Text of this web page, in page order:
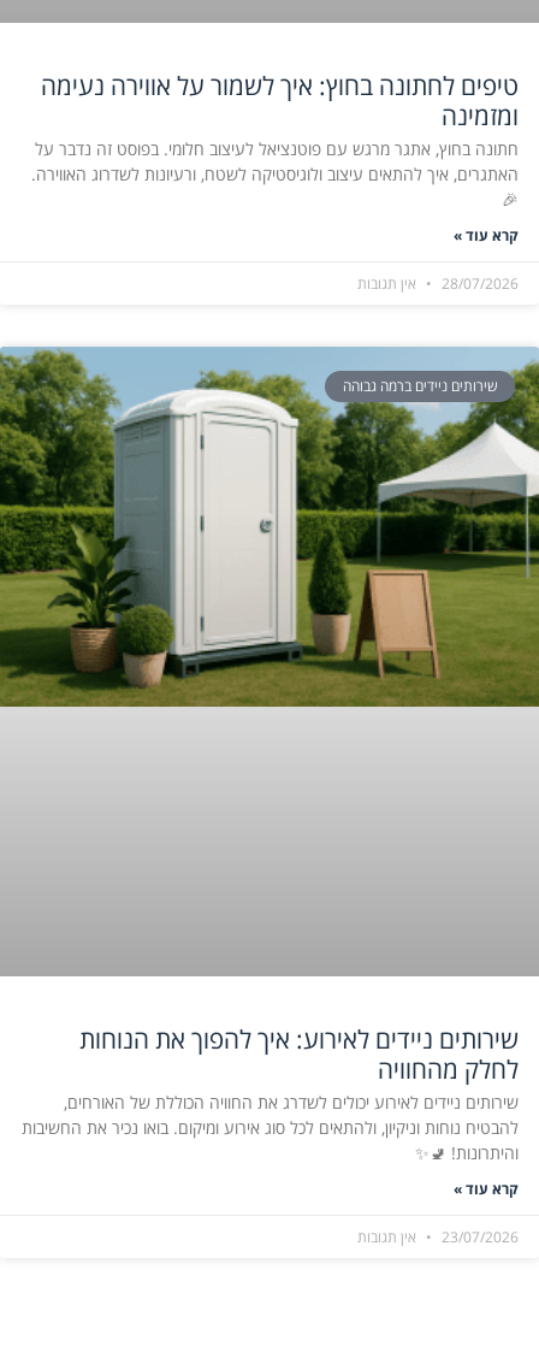
טיפים לחתונה בחוץ: איך לשמור על אווירה נעימה
ומזמינה
חתונה בחוץ, אתגר מרגש עם פוטנציאל לעיצוב חלומי. בפוסט זה נדבר על
האתגרים, איך להתאים עיצוב ולוגיסטיקה לשטח, ורעיונות לשדרוג האווירה.
🎉
קרא עוד »
28/07/2026 אין תגובות
שירותים ניידים ברמה גבוהה
שירותים ניידים לאירוע: איך להפוך את הנוחות
לחלק מהחוויה
שירותים ניידים לאירוע יכולים לשדרג את החוויה הכוללת של האורחים,
להבטיח נוחות וניקיון, ולהתאים לכל סוג אירוע ומיקום. בואו נכיר את החשיבות
והיתרונות! 🚽✨
קרא עוד »
23/07/2026 אין תגובות